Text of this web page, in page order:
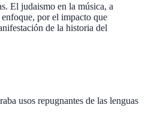
El judaismo en la música, a
por el impacto que
de la historia del
usos repugnantes de las lenguas